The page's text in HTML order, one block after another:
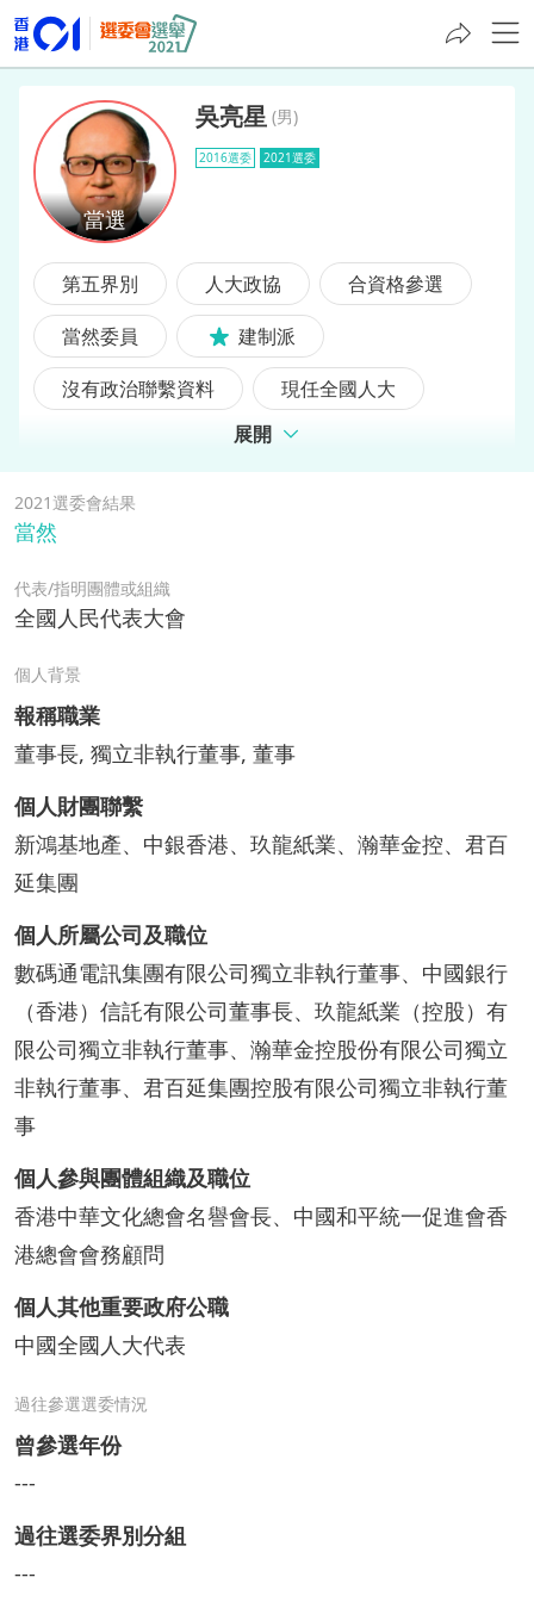
吳亮星
吳亮星 (男)
2016選委 2021選委
第五界別 人大政協
合資格參選
當然委員
建制派
沒有政治聯繫資料
現任全國人大
前選委
展開
2021選委會結果
當然
代表/指明團體或組織
全國人民代表大會
個人背景
報稱職業
董事長, 獨立非執行董事, 董事
個人財團聯繫
新鴻基地產、中銀香港、玖龍紙業、瀚華金控、君百
延集團
個人所屬公司及職位
數碼通電訊集團有限公司獨立非執行董事、中國銀行
（香港）信託有限公司董事長、玖龍紙業（控股）有
限公司獨立非執行董事、瀚華金控股份有限公司獨立
非執行董事、君百延集團控股有限公司獨立非執行董
事
個人參與團體組織及職位
香港中華文化總會名譽會長、中國和平統一促進會香
港總會會務顧問
個人其他重要政府公職
中國全國人大代表
過往參選選委情況
曾參選年份
---
過往選委界別分組
---